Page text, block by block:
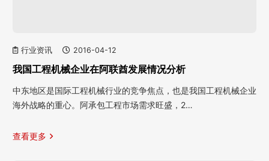
行业资讯 2016-04-12
我国工程机械企业在阿联酋发展情况分析
中东地区是国际工程机械行业的竞争焦点，也是我国工程机械企业
海外战略的重心。阿承包工程市场需求旺盛，2…
查看更多